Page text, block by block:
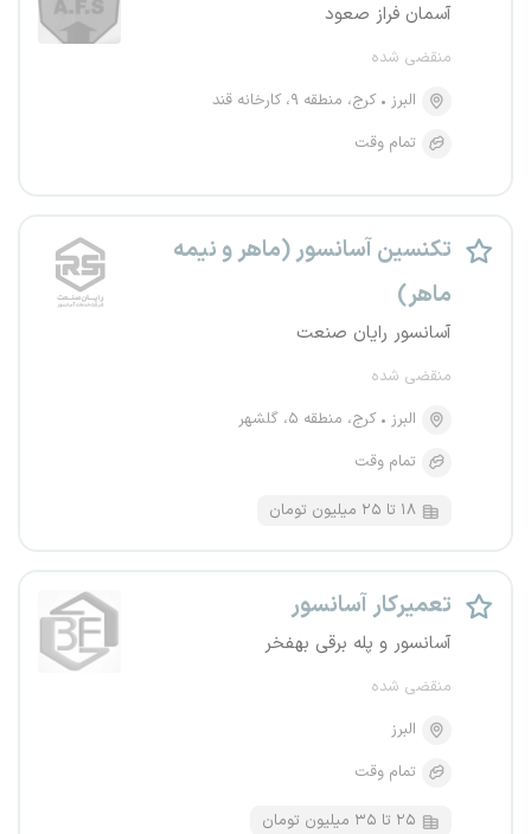
آسمان فراز صعود
منقضی شده
البرز
کرج، منطقه ۹، کارخانه قند
تمام وقت
تکنسین آسانسور (ماهر و نیمه
ماهر)
آسانسور رایان صنعت
منقضی شده
البرز
کرج، منطقه ۵، گلشهر
تمام وقت
۱۸ تا ۲۵ میلیون تومان
تعمیرکار آسانسور
آسانسور و پله برقی بهفخر
منقضی شده
البرز
تمام وقت
۲۵ تا ۳۵ میلیون تومان